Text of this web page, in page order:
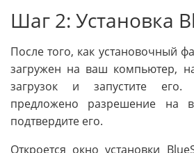
Шаг 2: Установка
После того, как установочный
загружен на ваш компьютер,
загрузок и запустите
предложено разрешение на
подтвердите его.
Откроется окно установки